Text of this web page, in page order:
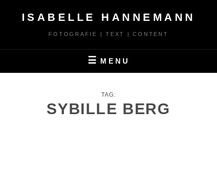
ISABELLE HANNEMANN
FOTOGRAFIE | TEXT | CONTENT
MENU
TAG:
SYBILLE BERG